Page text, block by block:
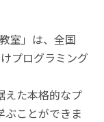
室」は、全国
プログラミング
えた本格的なプ
ぶことができま